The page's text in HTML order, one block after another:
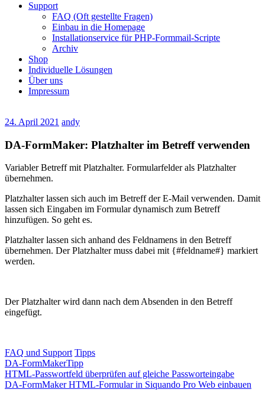
Support
FAQ (Oft gestellte Fragen)
Einbau in die Homepage
Installationservice für PHP-Formmail-Scripte
Archiv
Shop
Individuelle Lösungen
Über uns
Impressum
24. April 2021 andy
DA-FormMaker: Platzhalter im Betreff verwenden
Variabler Betreff mit Platzhalter. Formularfelder als Platzhalter
übernehmen.
Platzhalter lassen sich auch im Betreff der E-Mail verwenden. Damit
lassen sich Eingaben im Formular dynamisch zum Betreff
hinzufügen. So geht es.
Platzhalter lassen sich anhand des Feldnamens in den Betreff
übernehmen. Der Platzhalter muss dabei mit {#feldname#} markiert
werden.
Der Platzhalter wird dann nach dem Absenden in den Betreff
eingefügt.
FAQ und Support Tipps
DA-FormMakerTipp
Beitragsnavigation
Vorheriger
Beitrag:
HTML-Passwortfeld überprüfen auf gleiche Passworteingabe
Nächster
DA-FormMaker HTML-Formular in Siquando Pro Web einbauen